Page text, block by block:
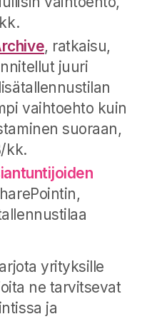
, ratkaisu,
juuri
vaihtoehto kuin
suoraan,
kk.
yrityksille
ne tarvitsevat
ja